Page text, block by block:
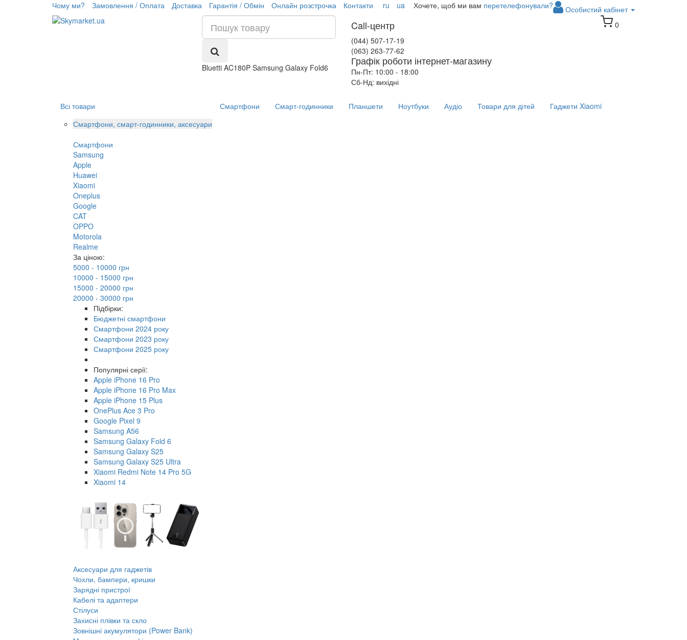
Чому ми? Замовлення / Оплата Доставка Гарантія / Обмін Онлайн розстрочка Контакти ru ua Особистий кабінет
Хочете, щоб ми вам перетелефонували?
Bluetti AC180P Samsung Galaxy Fold6
Call-центр
(044) 507-17-19
(063) 263-77-62
Графік роботи інтернет-магазину
Пн-Пт: 10:00 - 18:00
Сб-Нд: вихідні
0
Всі товари
Смартфони, смарт-годинники, аксесуари
Смартфони
Samsung
Apple
Huawei
Xiaomi
Oneplus
Google
CAT
OPPO
Motorola
Realme
За ціною:
5000 - 10000 грн
10000 - 15000 грн
15000 - 20000 грн
20000 - 30000 грн
Підбірки:
Бюджетні смартфони
Смартфони 2024 року
Смартфони 2023 року
Смартфони 2025 року
Популярні серії:
Apple iPhone 16 Pro
Apple iPhone 16 Pro Max
Apple iPhone 15 Plus
OnePlus Ace 3 Pro
Google Pixel 9
Samsung A56
Samsung Galaxy Fold 6
Samsung Galaxy S25
Samsung Galaxy S25 Ultra
Xiaomi Redmi Note 14 Pro 5G
Xiaomi 14
Аксесуари для гаджетів
Чохли, бампери, кришки
Зарядні пристрої
Кабелі та адаптери
Стілуси
Захисні плівки та скло
Зовнішні акумулятори (Power Bank)
Смартфони Смарт-годинники Планшети Ноутбуки Аудіо Товари для дітей Гаджети Xiaomi